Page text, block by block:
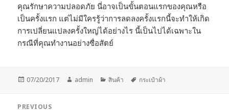
คุณรักษาความปลอดภัย นี่อาจเป็นขั้นตอนแรกของคุณหรือ
เป็นครั้งแรก แต่ไม่มีใครรู้ว่าการลดลงครั้งแรกนี้จะทำให้เกิด
การเปลี่ยนแปลงครั้งใหญ่ได้อย่างไร นี้เป็นไปได้เฉพาะใน
กรณีที่คุณทำงานอย่างซื่อสัตย์
Posted
07/20/2017 Author
admin Categories
สินค้า Tags
กระเป๋าผ้า
PREVIOUS